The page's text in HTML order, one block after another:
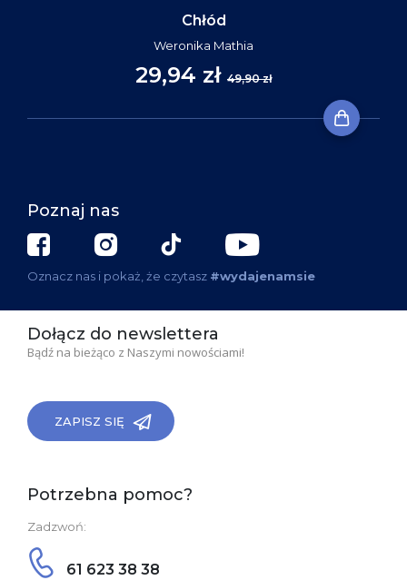
Chłód
Weronika Mathia
29,94 zł 49,90 zł
Poznaj nas
Oznacz nas i pokaż, że czytasz #wydajenamsie
Dołącz do newslettera
Bądź na bieżąco z Naszymi nowościami!
ZAPISZ SIĘ
Potrzebna pomoc?
Zadzwoń:
61 623 38 38